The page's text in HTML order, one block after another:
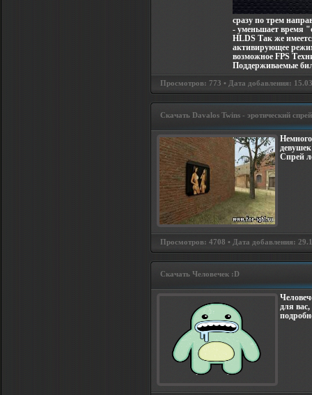
сразу по трем
- уменьшает время
HLDS Так же
активирующее
возможное FPS
Поддерживаемые
Просмотров: 773 • Дата добавления:
Скачать Davalos Twins - эротический
Спрей
Просмотров: 4708 • Дата добавления:
Скачать Человечек :D
для